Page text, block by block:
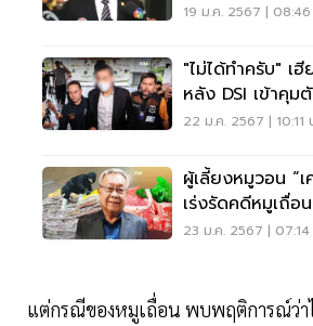
19 ม.ค. 2567 |
"ไม่ได้ทำครับ" เ
หลัง DSI เข้าคุม
เถื่อน
22 ม.ค. 2567 | 10:11
ผู้เลี้ยงหมูวอน “เ
เร่งรัดคดีหมูเถื่
กก.ทุบตลาด
23 ม.ค. 2567 | 07:14
แต่กรณีของหมูเถื่อน พบพฤติการณ์ว่า